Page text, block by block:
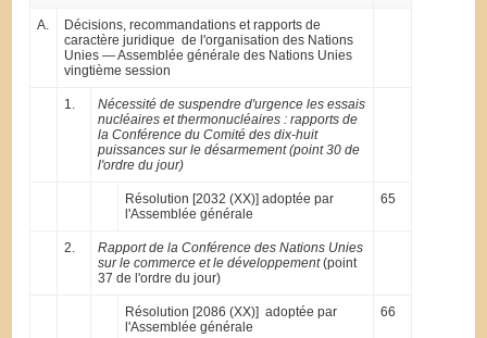
A.
Décisions, recommandations et rapports de
caractère juridique de l'organisation des Nations
Unies — Assemblée générale des Nations Unies
vingtième session
1.
Nécessité de suspendre d'urgence les essais
nucléaires et thermonucléaires : rapports de
la Conférence du Comité des dix-huit
puissances sur le désarmement (point 30 de
l'ordre du jour)
Résolution [2032 (XX)] adoptée par
l'Assemblée générale
65
2.
Rapport de la Conférence des Nations Unies
sur le commerce et le développement(point
37 de l'ordre du jour)
Résolution [2086 (XX)] adoptée par
l'Assemblée générale
66